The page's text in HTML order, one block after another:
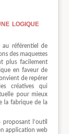
logique
au référentiel de
des maquettes
plus facilement
en faveur de
de repérer
créatives qui
pour mieux
la fabrique de la
proposant l’outil
application web